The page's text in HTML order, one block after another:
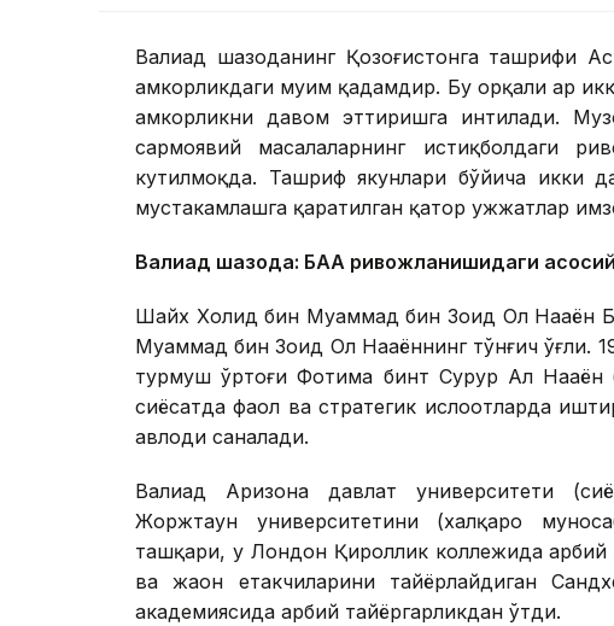
Валиаҳд шаҳзоданинг Қозоғистонга ташрифи
ҳамкорликдаги муҳим қадамдир. Бу орқали ҳар
ҳамкорликни давом эттиришга интилади.
сармоявий масалаларнинг истиқболдаги
кутилмоқда. Ташриф якунлари бўйича икки
мустаҳкамлашга қаратилган қатор ҳужжатлар
Валиаҳд шаҳзода: БАА ривожланишидаги
Шайх Холид бин Муҳаммад бин Зоид Ол
Муҳаммад бин Зоид Ол Наҳаённинг тўнғич ўғли.
турмуш ўртоғи Фотима бинт Сурур Ал
сиёсатда фаол ва стратегик ислоҳотларда
авлоди саналади.
Валиаҳд Аризона давлат университети
Жоржтаун университетини (халқаро
ташқари, у Лондон Қироллик коллежида
ва жаҳон етакчиларини тайёрлайдиган
академиясида ҳарбий тайёргарликдан ўтди.